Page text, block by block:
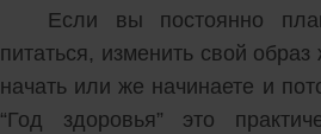
Если вы постоянно
питаться, изменить свой
начать или же начинаете и
“Год здоровья” это